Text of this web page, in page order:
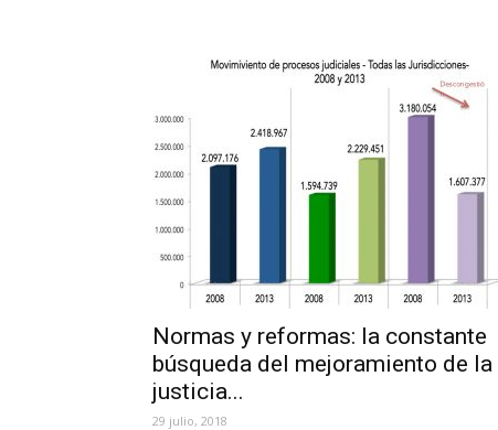
Normas y reformas: la constante
búsqueda del mejoramiento de la
justicia...
29 julio, 2018